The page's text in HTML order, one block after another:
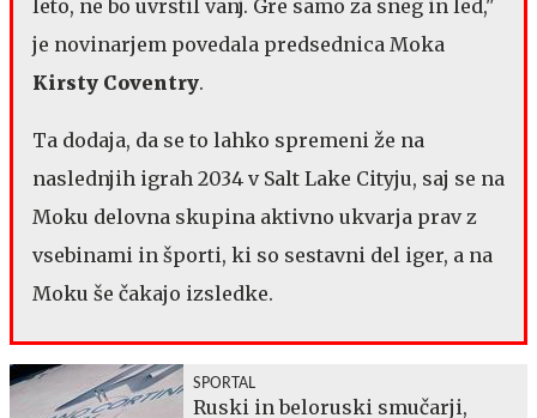
leto, ne bo uvrstil vanj. Gre samo za sneg in led,"
je novinarjem povedala predsednica Moka
Kirsty Coventry.
Ta dodaja, da se to lahko spremeni že na
naslednjih igrah 2034 v Salt Lake Cityju, saj se na
Moku delovna skupina aktivno ukvarja prav z
vsebinami in športi, ki so sestavni del iger, a na
Moku še čakajo izsledke.
SPORTAL
Ruski in beloruski smučarji,